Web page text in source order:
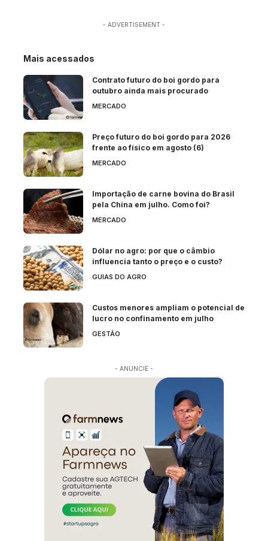
- ADVERTISEMENT -
Mais acessados
Contrato futuro do boi gordo para
outubro ainda mais procurado
MERCADO
Preço futuro do boi gordo para 2026
frente ao físico em agosto (6)
MERCADO
Importação de carne bovina do Brasil
pela China em julho. Como foi?
MERCADO
Dólar no agro: por que o câmbio
influencia tanto o preço e o custo?
GUIAS DO AGRO
Custos menores ampliam o potencial de
lucro no confinamento em julho
GESTÃO
- ANUNCIE -